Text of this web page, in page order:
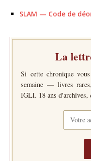
SLAM — Code de
La
Si cette chronique
semaine — livres
IGLI. 18 ans d'archives,